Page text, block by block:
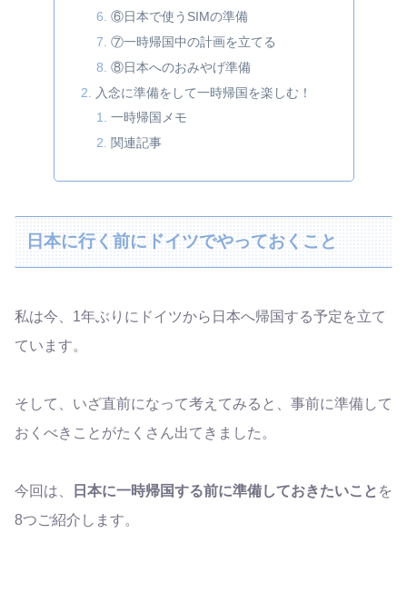
⑥日本で使うSIMの準備
⑦一時帰国中の計画を立てる
⑧日本へのおみやげ準備
入念に準備をして一時帰国を楽しむ！
一時帰国メモ
関連記事
日本に行く前にドイツでやっておくこと
私は今、1年ぶりにドイツから日本へ帰国する予定を立て
ています。
そして、いざ直前になって考えてみると、事前に準備して
おくべきことがたくさん出てきました。
今回は、 日本に一時帰国する前に準備しておきたいこと を
8つご紹介します。